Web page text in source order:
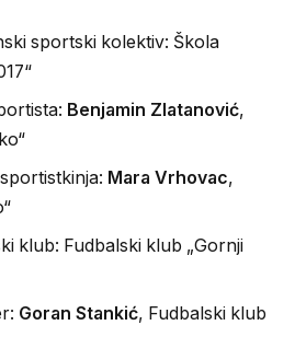
sportski kolektiv: Škola
Benjamin Zlatanović,
Mara Vrhovac,
klub: Fudbalski klub „Gornji
Goran Stankić, Fudbalski klub